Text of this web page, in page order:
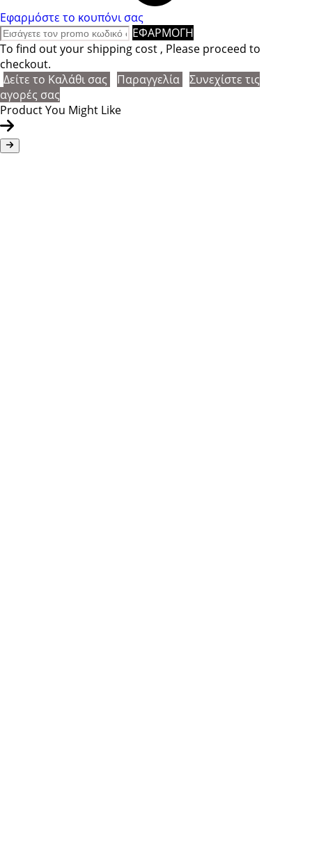
Εφαρμόστε το κουπόνι σας
ΕΦΑΡΜΟΓΗ
To find out your shipping cost , Please proceed to
checkout.
Δείτε το Καλάθι σας
Παραγγελία
Συνεχίστε τις
αγορές σας
Product You Might Like